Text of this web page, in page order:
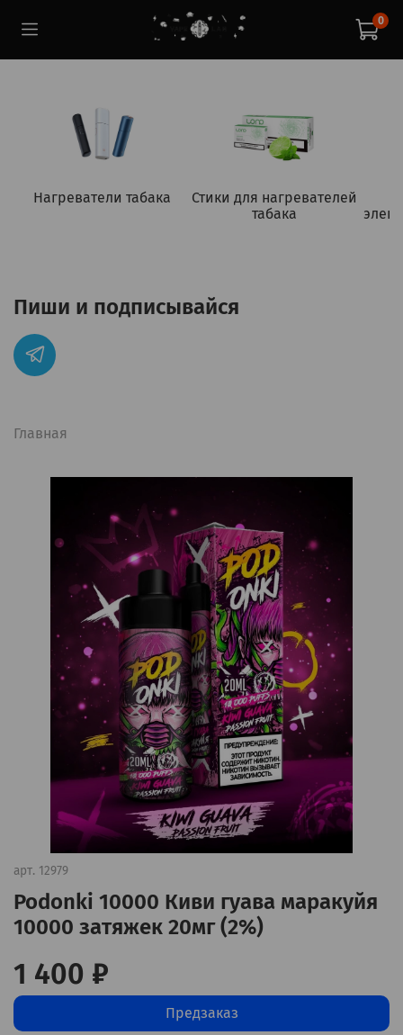
0
Нагреватели табака
Стики для нагревателей
табака
Главная
арт. 12979
Podonki 10000 Киви гуава маракуйя
10000 затяжек 20мг (2%)
1 400 ₽
Предзаказ
Пиши и подписывайся